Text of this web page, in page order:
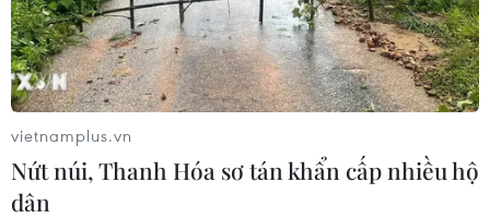
vietnamplus.vn
Nứt núi, Thanh Hóa sơ tán khẩn cấp nhiều hộ
dân